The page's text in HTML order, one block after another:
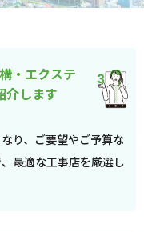
・エクステ
介します
り、ご要望やご予算な
最適な工事店を厳選し